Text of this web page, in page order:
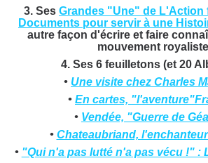
3. Ses Grandes "Une" de L'Action
Documents pour servir à une
autre façon d'écrire et faire
mouvement
4. Ses 6 feuilletons (et 20
• Une visite chez Charles
• En cartes,
• Vendée, "Guerre de
• Chateaubriand,
• "Qui n'a pas lutté n'a pas vécu !" :